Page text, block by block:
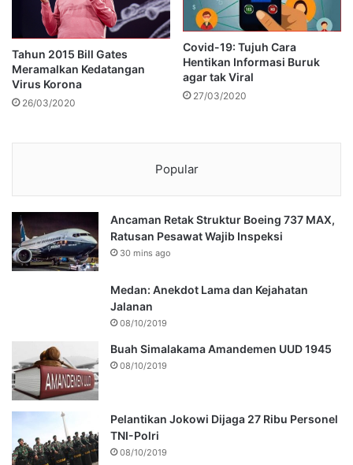
Tahun 2015 Bill Gates
Meramalkan Kedatangan
Virus Korona
26/03/2020
Covid-19: Tujuh Cara
Hentikan Informasi Buruk
agar tak Viral
27/03/2020
Popular
Ancaman Retak Struktur Boeing 737 MAX,
Ratusan Pesawat Wajib Inspeksi
30 mins ago
Medan: Anekdot Lama dan Kejahatan
Jalanan
08/10/2019
Buah Simalakama Amandemen UUD 1945
08/10/2019
Pelantikan Jokowi Dijaga 27 Ribu Personel
TNI-Polri
08/10/2019